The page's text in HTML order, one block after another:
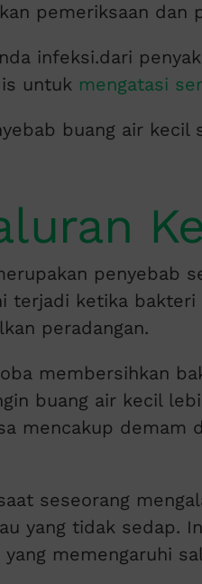
pemeriksaan dan
infeksi.dari
untuk mengatasi
buang air kecil
penyebab
terjadi ketika
peradangan.
membersihkan
buang air kecil
mencakup demam
seseorang
yang tidak sedap.
memengaruhi